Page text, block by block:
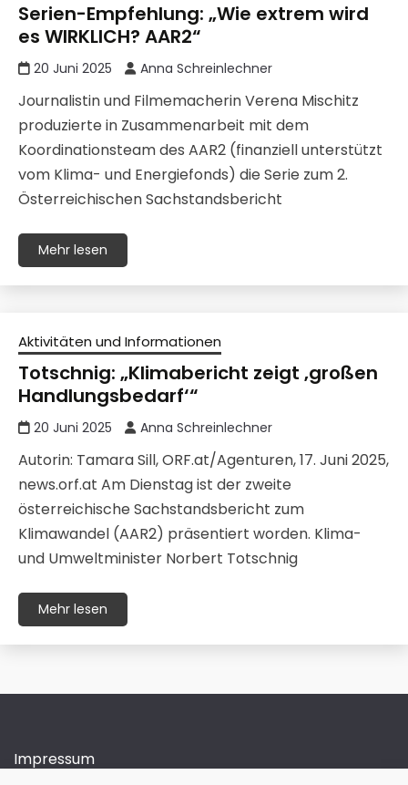
Serien-Empfehlung: „Wie extrem wird
es WIRKLICH? AAR2“
20 Juni 2025 Anna Schreinlechner
Journalistin und Filmemacherin Verena Mischitz
produzierte in Zusammenarbeit mit dem
Koordinationsteam des AAR2 (finanziell unterstützt
vom Klima- und Energiefonds) die Serie zum 2.
Österreichischen Sachstandsbericht
Mehr lesen
Aktivitäten und Informationen
Totschnig: „Klimabericht zeigt ‚großen
Handlungsbedarf‘“
20 Juni 2025 Anna Schreinlechner
Autorin: Tamara Sill, ORF.at/Agenturen, 17. Juni 2025,
news.orf.at Am Dienstag ist der zweite
österreichische Sachstandsbericht zum
Klimawandel (AAR2) präsentiert worden. Klima-
und Umweltminister Norbert Totschnig
Mehr lesen
Impressum